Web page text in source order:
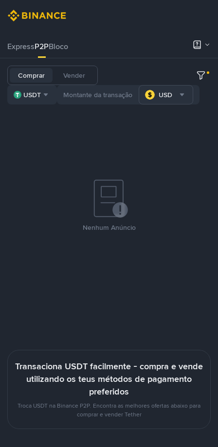
ExpressP2PBloco
Comprar Vender
USDT USD
Nenhum Anúncio
Transaciona USDT facilmente - compra e vende
utilizando os teus métodos de pagamento
preferidos
Troca USDT na Binance P2P. Encontra as melhores ofertas abaixo para
comprar e vender Tether